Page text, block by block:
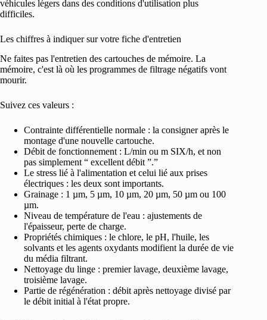
véhicules légers dans des conditions d'utilisation plus
difficiles.
Les chiffres à indiquer sur votre fiche d'entretien
Ne faites pas l'entretien des cartouches de mémoire. La
mémoire, c'est là où les programmes de filtrage négatifs vont
mourir.
Suivez ces valeurs :
Contrainte différentielle normale : la consigner après le
montage d'une nouvelle cartouche.
Débit de fonctionnement : L/min ou m SIX/h, et non
pas simplement “ excellent débit ”.”
Le stress lié à l'alimentation et celui lié aux prises
électriques : les deux sont importants.
Grainage : 1 µm, 5 µm, 10 µm, 20 µm, 50 µm ou 100
µm.
Niveau de température de l'eau : ajustements de
l'épaisseur, perte de charge.
Propriétés chimiques : le chlore, le pH, l'huile, les
solvants et les agents oxydants modifient la durée de vie
du média filtrant.
Nettoyage du linge : premier lavage, deuxième lavage,
troisième lavage.
Partie de régénération : débit après nettoyage divisé par
le débit initial à l'état propre.